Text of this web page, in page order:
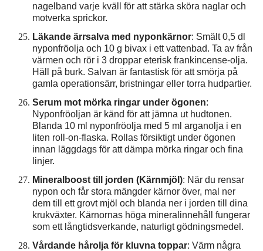
nagelband varje kväll för att stärka sköra naglar och
motverka sprickor.
Läkande ärrsalva med nyponkärnor: Smält 0,5 dl
nyponfröolja och 10 g bivax i ett vattenbad. Ta av från
värmen och rör i 3 droppar eterisk frankincense-olja.
Häll på burk. Salvan är fantastisk för att smörja på
gamla operationsärr, bristningar eller torra hudpartier.
Serum mot mörka ringar under ögonen:
Nyponfröoljan är känd för att jämna ut hudtonen.
Blanda 10 ml nyponfröolja med 5 ml arganolja i en
liten roll-on-flaska. Rollas försiktigt under ögonen
innan läggdags för att dämpa mörka ringar och fina
linjer.
Mineralboost till jorden (Kärnmjöl): När du rensar
nypon och får stora mängder kärnor över, mal ner
dem till ett grovt mjöl och blanda ner i jorden till dina
krukväxter. Kärnornas höga mineralinnehåll fungerar
som ett långtidsverkande, naturligt gödningsmedel.
Vårdande hårolja för kluvna toppar: Värm några